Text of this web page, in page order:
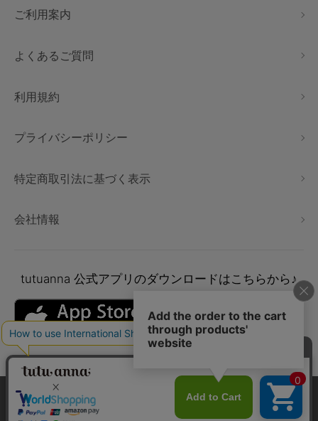
ご利用案内
よくあるご質問
利用規約
プライバシーポリシー
特定商取引法に基づく表示
会社情報
tutuanna 公式アプリのダウンロードはこちらから♪
本サイトでは、より快適にご利用いただけるようCookieを利用し
ています。詳細については
プライバシポリシー
をご確認くださ